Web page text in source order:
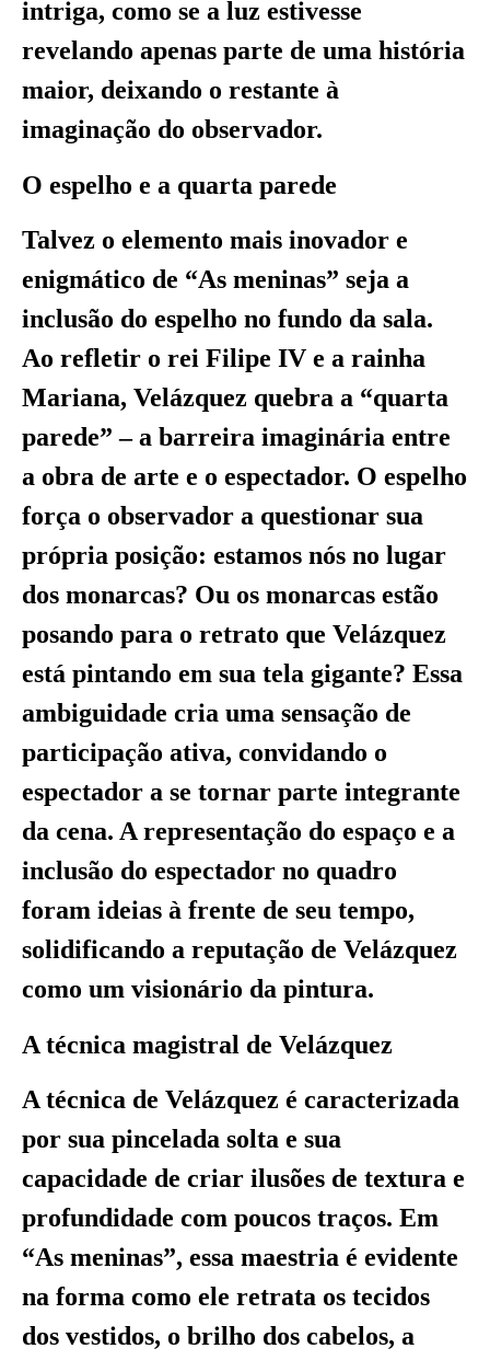
intriga, como se a luz estivesse
revelando apenas parte de uma história
maior, deixando o restante à
imaginação do observador.
O espelho e a quarta parede
Talvez o elemento mais inovador e
enigmático de “As meninas” seja a
inclusão do espelho no fundo da sala.
Ao refletir o rei Filipe IV e a rainha
Mariana, Velázquez quebra a “quarta
parede” – a barreira imaginária entre
a obra de arte e o espectador. O espelho
força o observador a questionar sua
própria posição: estamos nós no lugar
dos monarcas? Ou os monarcas estão
posando para o retrato que Velázquez
está pintando em sua tela gigante? Essa
ambiguidade cria uma sensação de
participação ativa, convidando o
espectador a se tornar parte integrante
da cena. A representação do espaço e a
inclusão do espectador no quadro
foram ideias à frente de seu tempo,
solidificando a reputação de Velázquez
como um visionário da pintura.
A técnica magistral de Velázquez
A técnica de Velázquez é caracterizada
por sua pincelada solta e sua
capacidade de criar ilusões de textura e
profundidade com poucos traços. Em
“As meninas”, essa maestria é evidente
na forma como ele retrata os tecidos
dos vestidos, o brilho dos cabelos, a